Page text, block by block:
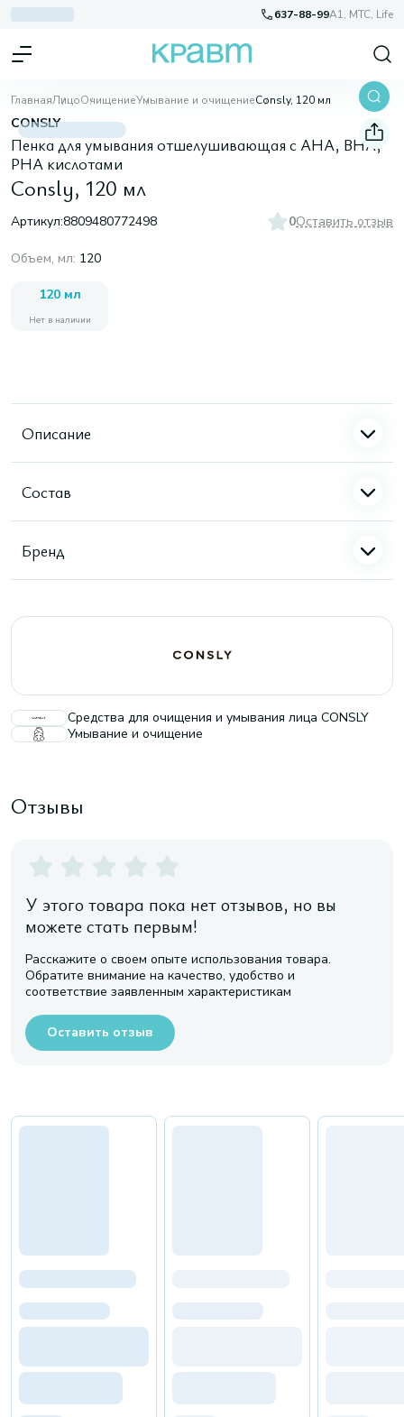
637-88-99A1, МТС, Life
ГлавнаяЛицоОчищениеУмывание и очищениеConsly, 120 мл
CONSLY
Пенка для умывания отшелушивающая с AHA, BHA,
PHA кислотами
Consly, 120 мл
Артикул:8809480772498 0Оставить отзыв
Объем, мл: 120
120 мл
Нет в наличии
Описание
Состав
Бренд
Средства для очищения и умывания лица CONSLY
Умывание и очищение
Отзывы
У этого товара пока нет отзывов, но вы
можете стать первым!
Расскажите о своем опыте использования товара.
Обратите внимание на качество, удобство и
соответствие заявленным характеристикам
Оставить отзыв